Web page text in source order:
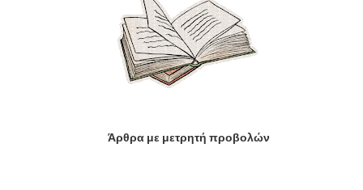
Άρθρα με μετρητή προβολών